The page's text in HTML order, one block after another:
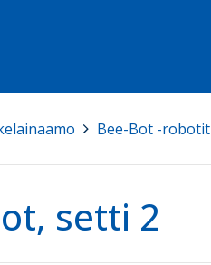
Bee-Bot -robotit
setti 2